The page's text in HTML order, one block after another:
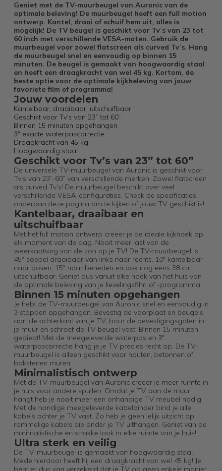
Geniet met de TV-muurbeugel van Auronic van de
optimale beleving! De muurbeugel heeft een full motion
ontwerp. Kantel, draai of schuif hem uit, alles is
mogelijk! De TV beugel is geschikt voor Tv’s van 23 tot
60 inch met verschillende VESA-maten. Gebruik de
muurbeugel voor zowel flatscreen als curved Tv’s. Hang
de muurbeugel snel en eenvoudig op binnen 15
minuten. De beugel is gemaakt van hoogwaardig staal
en heeft een draagkracht van wel 45 kg. Kortom, de
beste optie voor de optimale kijkbeleving van jouw
favoriete film of programma!
Jouw voordelen
Kantelbaar, draaibaar, uitschuifbaar
Geschikt voor Tv’s van 23” tot 60”
Binnen 15 minuten opgehangen
3° exacte waterpascorrectie
Draagkracht van 45 kg
Hoogwaardig staal
Geschikt voor Tv’s van 23” tot 60”
De universele TV-muurbeugel van Auronic is geschikt voor
Tv’s van 23”-60” van verschillende merken. Zowel flatscreen
als curved Tv’s! De muurbeugel beschikt over veel
verschillende VESA-configuraties. Check de specificaties
onderaan deze pagina om te kijken of jouw TV geschikt is!
Kantelbaar, draaibaar en
uitschuifbaar
Met het full motion ontwerp creëer je de ideale kijkhoek op
elk moment van de dag. Nooit meer last van de
weerkaatsing van de zon op je TV! De TV-muurbeugel is
45° soepel draaibaar van links naar rechts, 10° kantelbaar
naar boven, 15° naar beneden en ook nog eens 38 cm
uitschuifbaar. Geniet dus vanuit elke hoek van het huis van
de optimale beleving van je lievelingsfilm of -programma.
Binnen 15 minuten opgehangen
Je hebt de TV-muurbeugel van Auronic snel en eenvoudig in
3 stappen opgehangen. Bevestig de voorplaat en beugels
aan de achterkant van je TV, boor de bevestigingsgaten in
je muur en schroef de TV beugel vast. Binnen 15 minuten
gepiept! Met de meegeleverde waterpas en 3°
waterpascorrectie hang je je TV precies recht op. De TV-
muurbeugel is alleen geschikt voor houten, betonnen of
bakstenen muren.
Minimalistisch ontwerp
Met de TV-muurbeugel van Auronic creëer je meer ruimte in
je huis voor andere spullen. Omdat je TV aan de muur
hangt heb je nooit meer een onhandige TV meubel nodig.
Met de handige meegeleverde kabelbinder bind je alle
kabels achter je TV vast. Zo heb je geen lelijk uitzicht op
rommelige kabels die onder je TV uithangen. Geniet van de
minimalistische en strakke look in elke ruimte van je huis!
Ultra sterk en veilig
De TV-muurbeugel is gemaakt van hoogwaardig staal.
Mede hierdoor heeft hij een draagkracht van wel 45 kg! Je
bent er dus van verzekerd dat je TV op geen enkele manier